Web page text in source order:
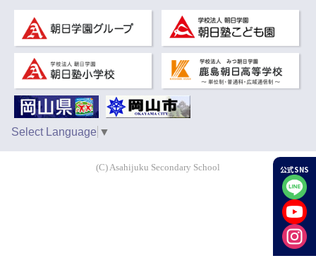
Select Language ▼
(C) Asahijuku Secondary School 公式SNS